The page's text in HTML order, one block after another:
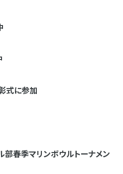
式に参加
部春季マリンボウルトーナメン